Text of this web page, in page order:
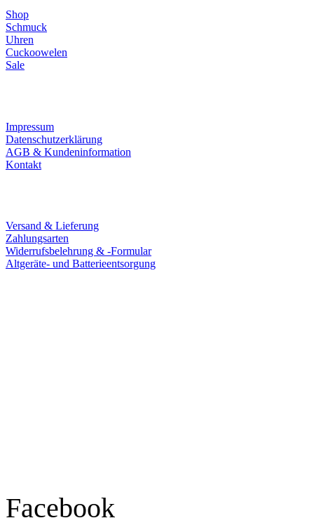
Shop
Schmuck
Uhren
Cuckoowelen
Sale
Impressum
Datenschutzerklärung
AGB & Kundeninformation
Kontakt
Versand & Lieferung
Zahlungsarten
Widerrufsbelehrung & -Formular
Altgeräte- und Batterieentsorgung
Facebook